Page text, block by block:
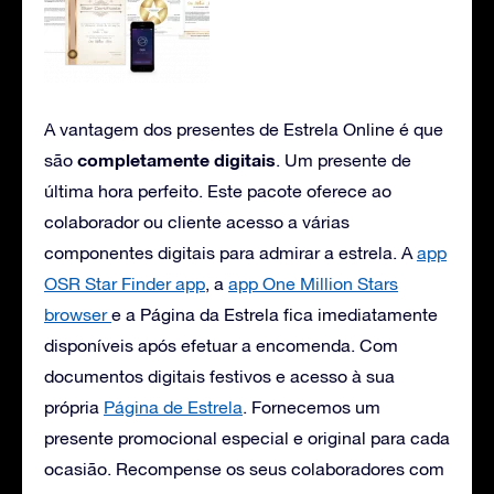
A vantagem dos presentes de Estrela Online é que
são completamente digitais. Um presente de
última hora perfeito. Este pacote oferece ao
colaborador ou cliente acesso a várias
componentes digitais para admirar a estrela. A app
OSR Star Finder app, a app One Million Stars
browsere a Página da Estrela fica imediatamente
disponíveis após efetuar a encomenda. Com
documentos digitais festivos e acesso à sua
própria Página de Estrela. Fornecemos um
presente promocional especial e original para cada
ocasião. Recompense os seus colaboradores com